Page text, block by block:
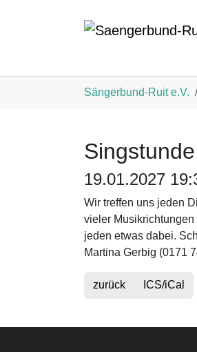
Sängerbund-Ruit e.V.
19.01.2027
Wir treffen uns jeden
vieler
jeden etwas dabei.
Martina Gerbig (0171
zurück ICS/iCal